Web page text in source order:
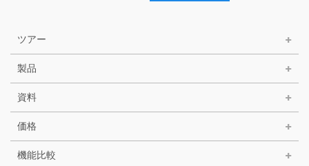
ツアー
製品
資料
価格
機能比較